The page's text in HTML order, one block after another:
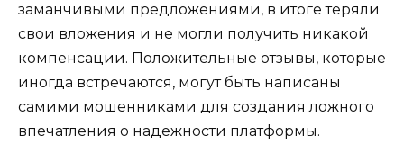
заманчивыми предложениями, в итоге теряли
свои вложения и не могли получить никакой
компенсации. Положительные отзывы, которые
иногда встречаются, могут быть написаны
самими мошенниками для создания ложного
впечатления о надежности платформы.